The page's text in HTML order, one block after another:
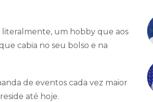
um hobby que aos
cabia no seu bolso e na
de eventos cada vez maior
até hoje.